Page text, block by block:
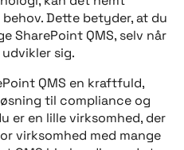
Dette betyder, at du
SharePoint QMS, selv når
sig.
QMS en kraftfuld,
til compliance og
er en lille virksomhed, der
virksomhed med mange